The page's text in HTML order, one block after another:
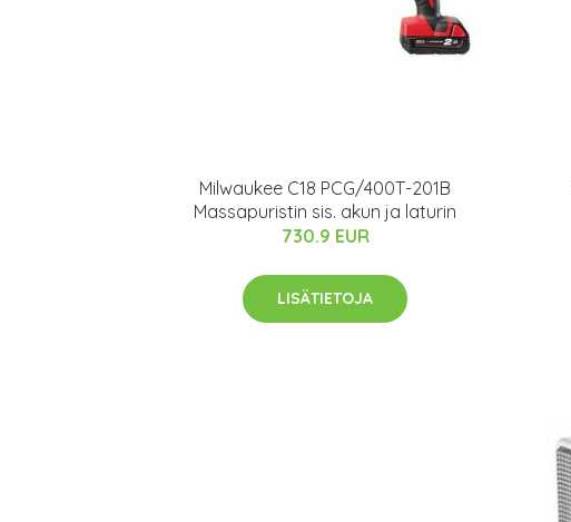
Milwaukee C18 PCG/400T-201B
Massapuristin sis. akun ja laturin
730.9 EUR
LISÄTIETOJA